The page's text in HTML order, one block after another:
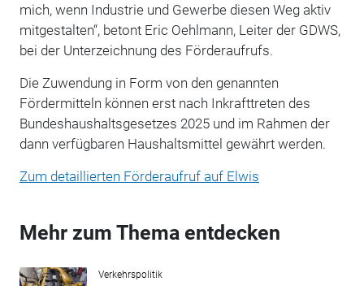
mich, wenn Industrie und Gewerbe diesen Weg aktiv
mitgestalten“, betont Eric Oehlmann, Leiter der GDWS,
bei der Unterzeichnung des Förderaufrufs.
Die Zuwendung in Form von den genannten
Fördermitteln können erst nach Inkrafttreten des
Bundeshaushaltsgesetzes 2025 und im Rahmen der
dann verfügbaren Haushaltsmittel gewährt werden.
Zum detaillierten Förderaufruf auf Elwis
Mehr zum Thema entdecken
Verkehrspolitik